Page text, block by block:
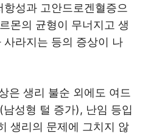
성과 고안드로겐혈증으
몬의 균형이 무너지고 생
라지는 등의 증상이 나
은 생리 불순 외에도 여드
성형 털 증가), 난임 등입
생리의 문제에 그치지 않